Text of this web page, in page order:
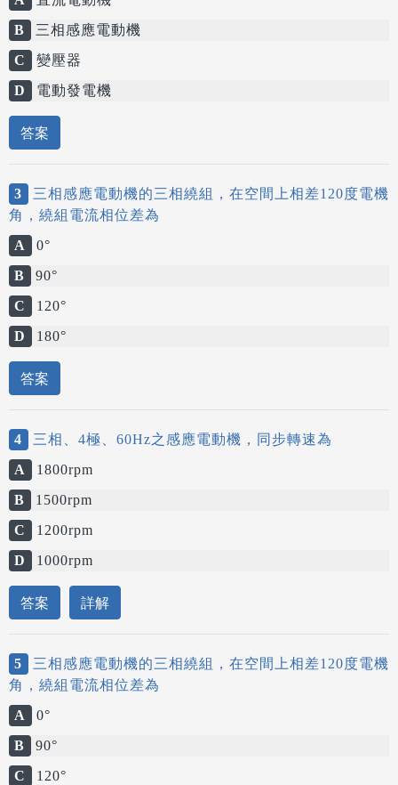
B
三相感應電動機
C
變壓器
D
電動發電機
答案
3
三相感應電動機的三相繞組，在空間上相差120度電機
角，繞組電流相位差為
A
0°
B
90°
C
120°
D
180°
答案
4
三相、4極、60Hz之感應電動機，同步轉速為
A
1800rpm
B
1500rpm
C
1200rpm
D
1000rpm
答案 詳解
5
三相感應電動機的三相繞組，在空間上相差120度電機
角，繞組電流相位差為
A
0°
B
90°
C
120°